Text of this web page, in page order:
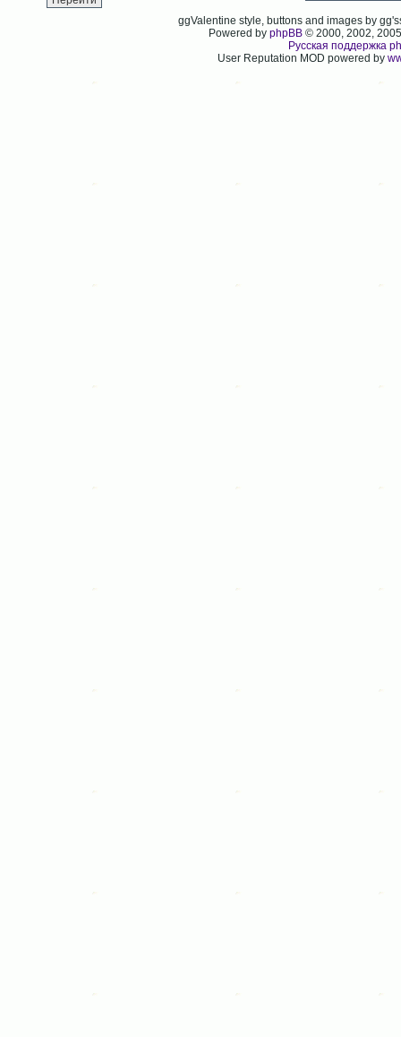
ggValentine style, buttons and images by
Powered byphpBB © 2000, 2002,
Русская поддержка
User Reputation MOD powered by